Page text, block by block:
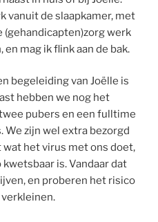
vanuit de slaapkamer, met
(gehandicapten)zorg werk
mag ik flink aan de bak.
begeleiding van Joëlle is
hebben we nog het
pubers en een fulltime
We zijn wel extra bezorgd
wat het virus met ons doet,
is. Vandaar dat
en proberen het risico